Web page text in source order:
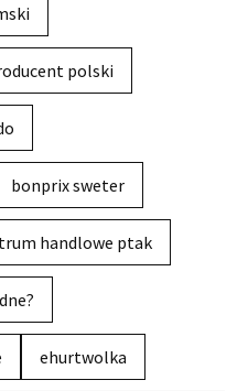
polski
bonprix sweter
handlowe ptak
ehurtwolka